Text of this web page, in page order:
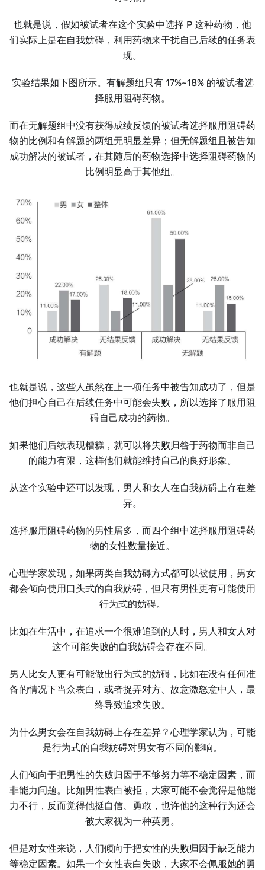
也就是说，假如被试者在这个实验中选择 P 这种药物，他
们实际上是在自我妨碍，利用药物来干扰自己后续的任务表
现。
实验结果如下图所示。有解题组只有 17%~18% 的被试者选
择服用阻碍药物。
而在无解题组中没有获得成绩反馈的被试者选择服用阻碍药
物的比例和有解题的两组无明显差异；但无解题组且被告知
成功解决的被试者，在其随后的药物选择中选择阻碍药物的
比例明显高于其他组。
也就是说，这些人虽然在上一项任务中被告知成功了，但是
他们担心自己在后续任务中可能会失败，所以选择了服用阻
碍自己成功的药物。
如果他们后续表现糟糕，就可以将失败归咎于药物而非自己
的能力有限，这样他们就能维持自己的良好形象。
从这个实验中还可以发现，男人和女人在自我妨碍上存在差
异。
选择服用阻碍药物的男性居多，而四个组中选择服用阻碍药
物的女性数量接近。
心理学家发现，如果两类自我妨碍方式都可以被使用，男女
都会倾向使用口头式的自我妨碍，但只有男性更有可能使用
行为式的妨碍。
比如在生活中，在追求一个很难追到的人时，男人和女人对
这个可能失败的自我妨碍会存在不同。
男人比女人更有可能做出行为式的妨碍，比如在没有任何准
备的情况下当众表白，或者捉弄对方、故意激怒意中人，最
终导致追求失败。
为什么男女会在自我妨碍上存在差异？心理学家认为，可能
是行为式的自我妨碍对男女有不同的影响。
人们倾向于把男性的失败归因于不够努力等不稳定因素，而
非能力问题。比如男性表白被拒，大家可能不会觉得是他能
力不行，反而觉得他挺自信、勇敢，也许他的这种行为还会
被大家视为一种英勇。
但是对女性来说，人们倾向于把女性的失败归因于缺乏能力
等稳定因素。如果一个女性表白失败，大家不会佩服她的勇